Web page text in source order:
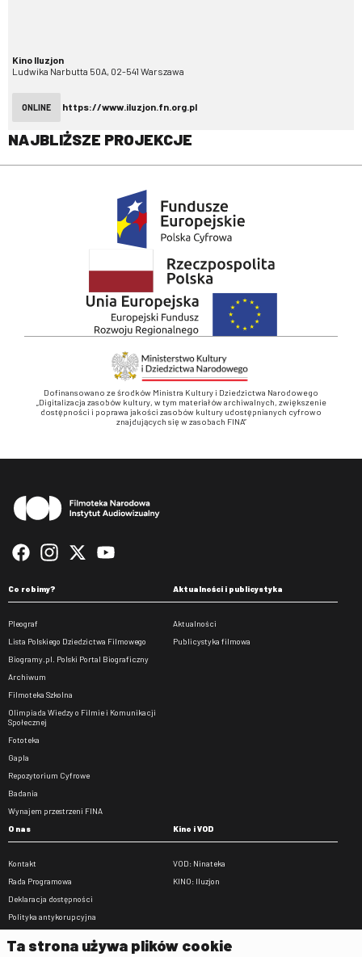
Kino Iluzjon
Ludwika Narbutta 50A, 02-541 Warszawa
ONLINE https://www.iluzjon.fn.org.pl
NAJBLIŻSZE PROJEKCJE
Dofinansowano ze środków Ministra Kultury i Dziedzictwa Narodowego
„Digitalizacja zasobów kultury, w tym materiałów archiwalnych, zwiększenie
dostępności i poprawa jakości zasobów kultury udostępnianych cyfrowo
znajdujących się w zasobach FINA”
Co robimy?
Pleograf
Lista Polskiego Dziedzictwa Filmowego
Biogramy.pl. Polski Portal Biograficzny
Archiwum
Filmoteka Szkolna
Olimpiada Wiedzy o Filmie i Komunikacji
Społecznej
Fototeka
Gapla
Repozytorium Cyfrowe
Badania
Wynajem przestrzeni FINA
Aktualności i publicystyka
Aktualności
Publicystyka filmowa
O nas
Kontakt
Rada Programowa
Deklaracja dostępności
Polityka antykorupcyjna
Zamówienia publiczne
Kino i VOD
VOD: Ninateka
KINO: Iluzjon
Ta strona używa plików cookie